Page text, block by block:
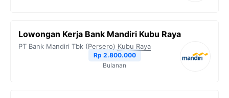
Lowongan Kerja Bank Mandiri Kubu Raya
PT Bank Mandiri Tbk (Persero) Kubu Raya
Rp 2.800.000
Bulanan